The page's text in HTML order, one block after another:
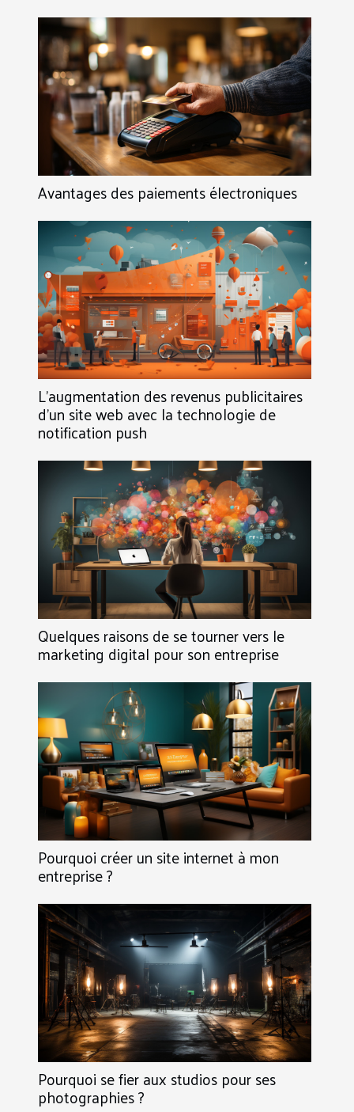
Avantages des paiements électroniques
L’augmentation des revenus publicitaires
d’un site web avec la technologie de
notification push
Quelques raisons de se tourner vers le
marketing digital pour son entreprise
Pourquoi créer un site internet à mon
entreprise ?
Pourquoi se fier aux studios pour ses
photographies ?